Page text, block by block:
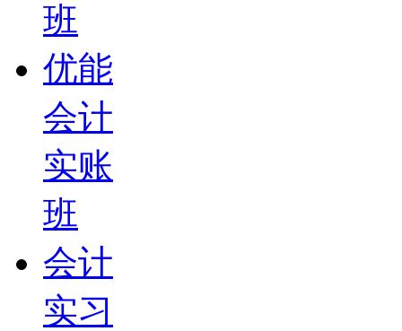
班
优能
会计
实账
班
会计
实习